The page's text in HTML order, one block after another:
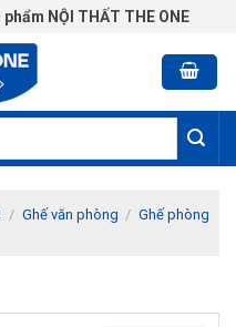
NỘI THẤT THE ONE
/ Ghế văn phòng / Ghế phòng